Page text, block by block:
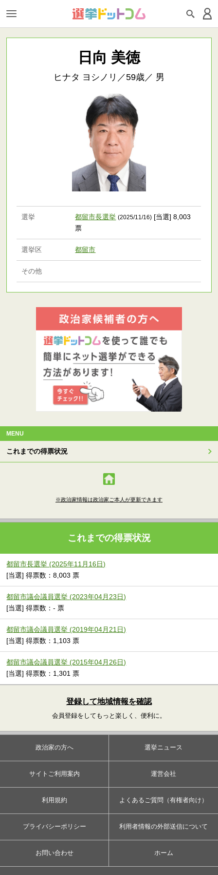
日向 美徳
ヒナタ ヨシノリ／59歳／ 男
選挙 都留市長選挙 (2025/11/16) [当選] 8,003
票
選挙区 都留市
その他
MENU
これまでの得票状況
※政治家情報は政治家ご本人が更新できます
これまでの得票状況
都留市長選挙 (2025年11月16日)
[当選] 得票数：8,003 票
都留市議会議員選挙 (2023年04月23日)
[当選] 得票数：- 票
都留市議会議員選挙 (2019年04月21日)
[当選] 得票数：1,103 票
都留市議会議員選挙 (2015年04月26日)
[当選] 得票数：1,301 票
登録して地域情報を確認
会員登録をしてもっと楽しく、便利に。
政治家の方へ 選挙ニュース
サイトご利用案内 運営会社
利用規約 よくあるご質問（有権者向け）
プライバシーポリシー 利用者情報の外部送信について
お問い合わせ ホーム